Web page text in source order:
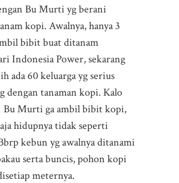
Bu Murti yg berani
kopi. Awalnya, hanya 3
bibit buat ditanam
Indonesia Power, sekarang
ada 60 keluarga yg serius
dengan tanaman kopi. Kalo
Bu Murti ga ambil bibit kopi,
hidupnya tidak seperti
kebun yg awalnya ditanami
serta buncis, pohon kopi
meternya.